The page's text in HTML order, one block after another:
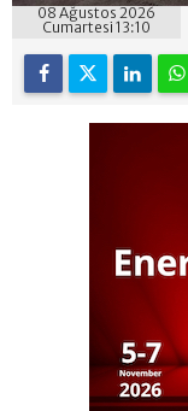
08 Ağustos 2026
Cumartesi 13:10